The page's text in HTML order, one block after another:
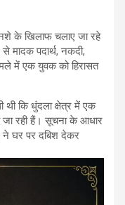
के खिलाफ चलाए जा रहे
मादक पदार्थ, नकदी,
में एक युवक को हिरासत
थी कि धुंदला क्षेत्र में एक
जा रही हैं। सूचना के आधार
घर पर दबिश देकर